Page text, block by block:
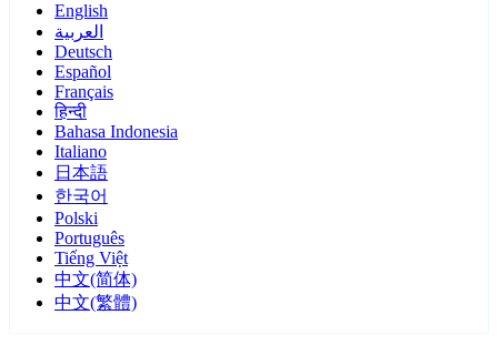
English
العربية
Deutsch
Español
Français
हिन्दी
Bahasa Indonesia
Italiano
日本語
한국어
Polski
Português
Tiếng Việt
中文(简体)
中文(繁體)